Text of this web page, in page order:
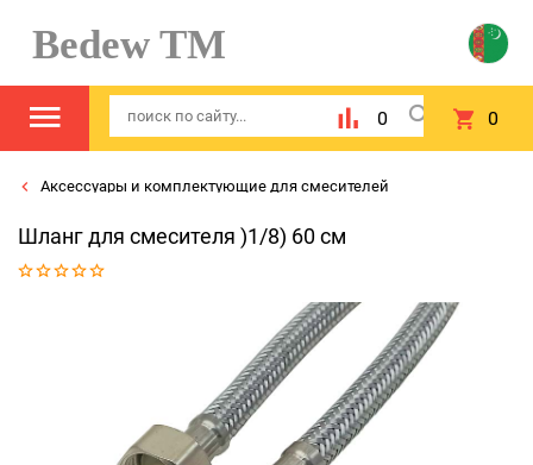
Bedew TM
0 0
Аксессуары и комплектующие для смесителей
Шланг для смесителя )1/8) 60 см